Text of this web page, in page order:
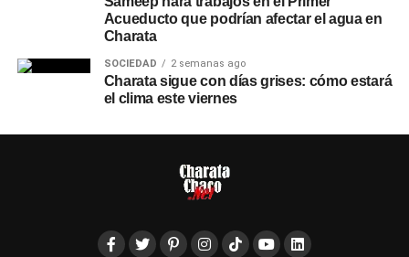
Acueducto que podrían afectar el agua en
Charata
SOCIEDAD 2 semanas ago
Charata sigue con días grises: cómo estará
el clima este viernes